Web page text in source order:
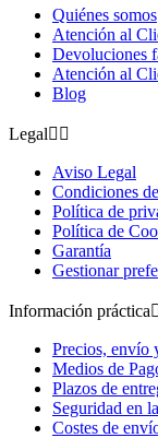
Quiénes somos
Atención al
Devoluciones
Atención al
Blog
Legal 
Aviso Legal
Condiciones
Política de
Política de
Garantía
Gestionar
Información práctica
Precios, envío
Medios de
Plazos de
Seguridad en
Costes de